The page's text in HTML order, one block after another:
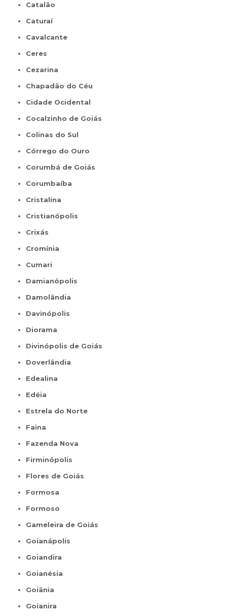
Catalão
Caturaí
Cavalcante
Ceres
Cezarina
Chapadão do Céu
Cidade Ocidental
Cocalzinho de Goiás
Colinas do Sul
Córrego do Ouro
Corumbá de Goiás
Corumbaíba
Cristalina
Cristianópolis
Crixás
Cromínia
Cumari
Damianópolis
Damolândia
Davinópolis
Diorama
Divinópolis de Goiás
Doverlândia
Edealina
Edéia
Estrela do Norte
Faina
Fazenda Nova
Firminópolis
Flores de Goiás
Formosa
Formoso
Gameleira de Goiás
Goianápolis
Goiandira
Goianésia
Goiânia
Goianira